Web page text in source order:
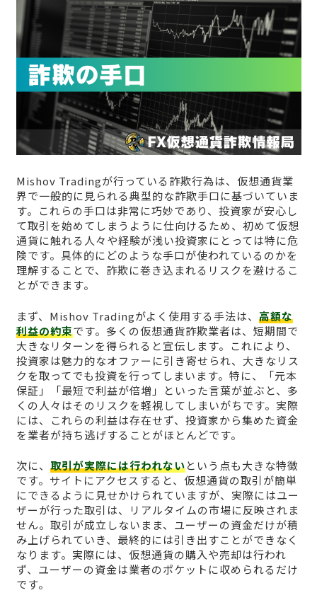
Mishov Tradingが行っている詐欺行為は、仮想通貨業
界で一般的に見られる典型的な詐欺手口に基づいていま
す。これらの手口は非常に巧妙であり、投資家が安心し
て取引を始めてしまうように仕向けるため、初めて仮想
通貨に触れる人々や経験が浅い投資家にとっては特に危
険です。具体的にどのような手口が使われているのかを
理解することで、詐欺に巻き込まれるリスクを避けるこ
とができます。
まず、Mishov Tradingがよく使用する手法は、 高額な
利益の約束です。多くの仮想通貨詐欺業者は、短期間で
大きなリターンを得られると宣伝します。これにより、
投資家は魅力的なオファーに引き寄せられ、大きなリス
クを取ってでも投資を行ってしまいます。特に、「元本
保証」「最短で利益が倍増」といった言葉が並ぶと、多
くの人々はそのリスクを軽視してしまいがちです。実際
には、これらの利益は存在せず、投資家から集めた資金
を業者が持ち逃げすることがほとんどです。
次に、 取引が実際には行われないという点も大きな特徴
です。サイトにアクセスすると、仮想通貨の取引が簡単
にできるように見せかけられていますが、実際にはユー
ザーが行った取引は、リアルタイムの市場に反映されま
せん。取引が成立しないまま、ユーザーの資金だけが積
み上げられていき、最終的には引き出すことができなく
なります。実際には、仮想通貨の購入や売却は行われ
ず、ユーザーの資金は業者のポケットに収められるだけ
です。